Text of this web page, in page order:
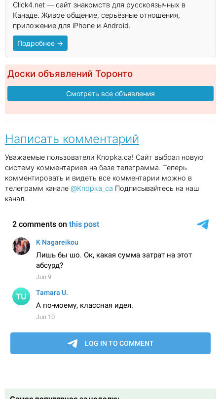
Click4.net — сайт знакомств для русскоязычных в
Канаде. Живое общение, серьёзные отношения,
приложение для iPhone и Android.
Подробнее →
Доски объявлений Торонто
Смотреть все объявления
Написать комментарий
Уважаемые пользователи Knopka.ca! Сайт выбрал новую
систему комментариев на базе телеграмма. Теперь
комментировать и видеть все комментарии можно в
телеграмм канале @Knopka_ca Подписывайтесь на наш
канал.